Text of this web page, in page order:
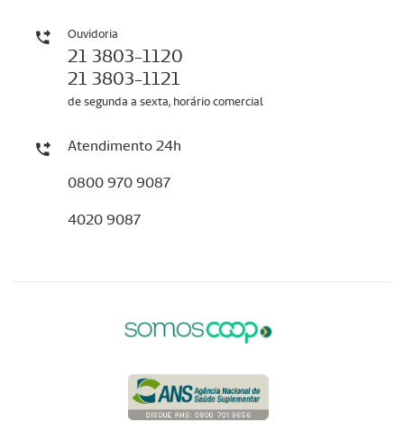
Ouvidoria
21 3803-1120
21 3803-1121
de segunda a sexta, horário comercial
Atendimento 24h
0800 970 9087
4020 9087